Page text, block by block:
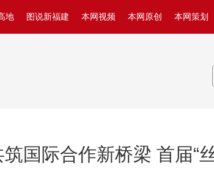
地 图说新福建 本网视频 本网原创 本网策划
国际合作新桥梁 首届“